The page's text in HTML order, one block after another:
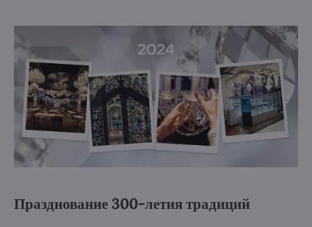
Празднование 300-летия традиций